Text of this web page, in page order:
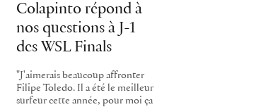
Colapinto répond à
nos questions à J-1
des WSL Finals
"J'aimerais beaucoup affronter
Filipe Toledo. Il a été le meilleur
surfeur cette année, pour moi ça